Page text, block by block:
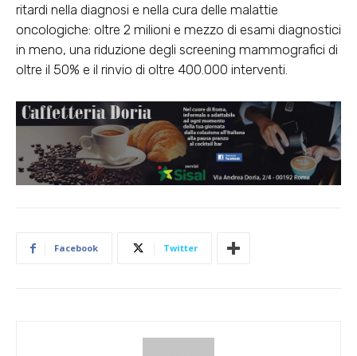
ritardi nella diagnosi e nella cura delle malattie
oncologiche: oltre 2 milioni e mezzo di esami diagnostici
in meno, una riduzione degli screening mammografici di
oltre il 50% e il rinvio di oltre 400.000 interventi.
Facebook Twitter